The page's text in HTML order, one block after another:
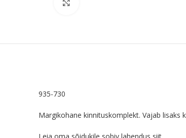
935-730
Margikohane kinnituskomplekt. Vajab lisaks